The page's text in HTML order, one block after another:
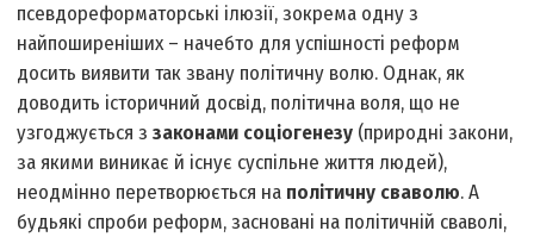
псевдореформаторські ілюзії, зокрема одну з
найпоширеніших – начебто для успішності реформ
досить виявити так звану політичну волю. Однак, як
доводить історичний досвід, політична воля, що не
узгоджується ззаконами соціогенезу (природні закони,
за якими виникає й існує суспільне життя людей),
неодмінно перетворюється на політичну сваволю. А
будь­які спроби реформ, засновані на політичній сваволі,